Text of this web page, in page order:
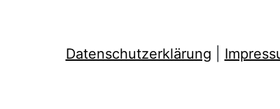
Datenschutzerklärung